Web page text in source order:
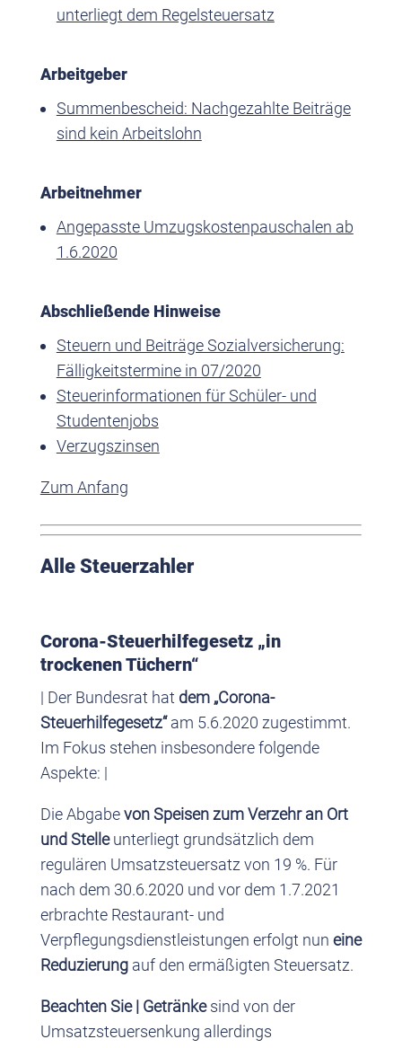
unterliegt dem Regelsteuersatz
Arbeitgeber
Summenbescheid: Nachgezahlte Beiträge
sind kein Arbeitslohn
Arbeitnehmer
Angepasste Umzugskostenpauschalen ab
1.6.2020
Abschließende Hinweise
Steuern und Beiträge Sozialversicherung:
Fälligkeitstermine in 07/2020
Steuerinformationen für Schüler- und
Studentenjobs
Verzugszinsen
Zum Anfang
Alle Steuerzahler
Corona-Steuerhilfegesetz „in
trockenen Tüchern“
| Der Bundesrat hat dem „Corona-
Steuerhilfegesetz“am 5.6.2020 zugestimmt.
Im Fokus stehen insbesondere folgende
Aspekte: |
Die Abgabevon Speisen zum Verzehr an Ort
und Stelleunterliegt grundsätzlich dem
regulären Umsatzsteuersatz von 19 %. Für
nach dem 30.6.2020 und vor dem 1.7.2021
erbrachte Restaurant- und
Verpflegungsdienstleistungen erfolgt nun eine
Reduzierungauf den ermäßigten Steuersatz.
Beachten Sie | Getränkesind von der
Umsatzsteuersenkung allerdings